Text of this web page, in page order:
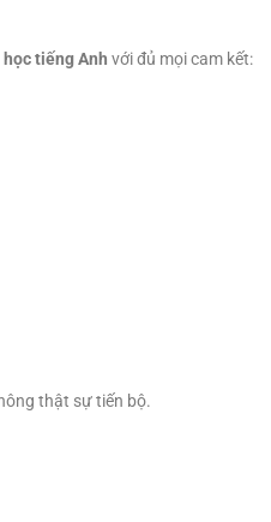
học tiếng Anh với đủ mọi cam kết:
thật sự tiến bộ.